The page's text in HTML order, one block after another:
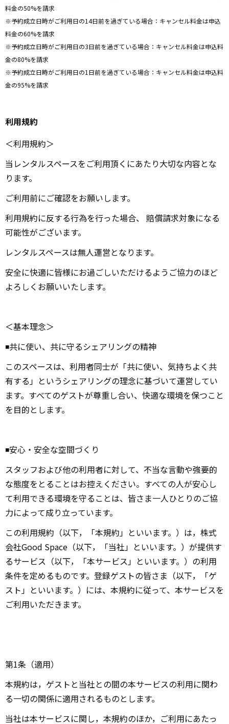
料金の50%を請求
※予約成立日時がご利用日の14日前を過ぎている場合：キャンセル料金は申込
料金の60%を請求
※予約成立日時がご利用日の3日前を過ぎている場合：キャンセル料金は申込料
金の80%を請求
※予約成立日時がご利用日の1日前を過ぎている場合：キャンセル料金は申込料
金の95%を請求
利用規約
＜利用規約＞
当レンタルスペースをご利用頂くにあたり大切な内容とな
ります。
ご利用前にご確認をお願いします。
利用規約に反する行為を行った場合、 賠償請求対象になる
可能性がございます。
レンタルスペースは無人運営となります。
安全に快適に皆様にお過ごしいただけるようご協力のほど
よろしくお願いいたします。
＜基本理念＞
◾️共に使い、共に守るシェアリングの精神
このスペースは、利用者同士が「共に使い、気持ちよく共
有する」というシェアリングの理念に基づいて運営してい
ます。すべてのゲストが尊重し合い、快適な環境を保つこと
を目的とします。
◾️安心・安全な空間づくり
スタッフおよび他の利用者に対して、不当な言動や強要的
な態度をとることはお控えください。すべての人が安心し
て利用できる環境を守ることは、皆さま一人ひとりのご協
力によって成り立っています。
この利用規約（以下，「本規約」といいます。）は，株式
会社Good Space（以下，「当社」といいます。）が提供す
るサービス（以下，「本サービス」といいます。）の利用
条件を定めるものです。登録ゲストの皆さま（以下，「ゲ
スト」といいます。）には、本規約に従って、本サービスを
ご利用いただきます。
第1条（適用）
本規約は，ゲストと当社との間の本サービスの利用に関わ
る一切の関係に適用されるものとします。
当社は本サービスに関し，本規約のほか，ご利用にあたっ